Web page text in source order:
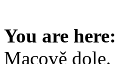
You are here:
Macově dole.